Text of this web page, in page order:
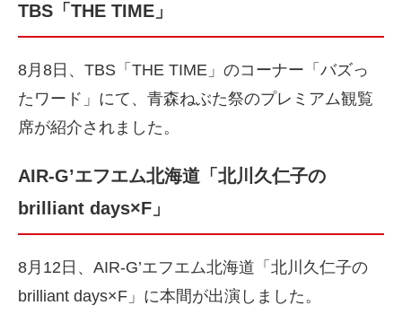
TBS「THE TIME」
8月8日、TBS「THE TIME」のコーナー「バズっ
たワード」にて、青森ねぶた祭のプレミアム観覧
席が紹介されました。
AIR-G’エフエム北海道「北川久仁子の
brilliant days×F」
8月12日、AIR-G’エフエム北海道「北川久仁子の
brilliant days×F」に本間が出演しました。